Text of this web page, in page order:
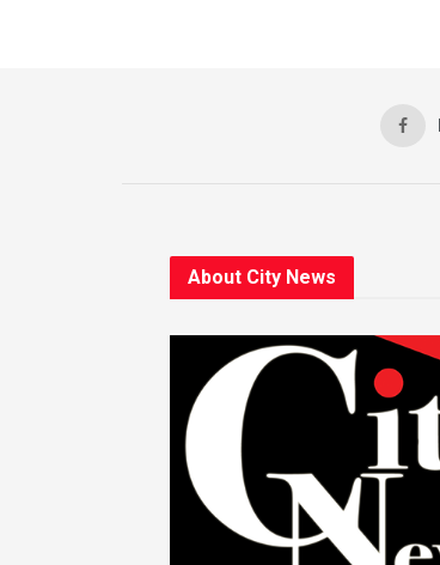
About City News